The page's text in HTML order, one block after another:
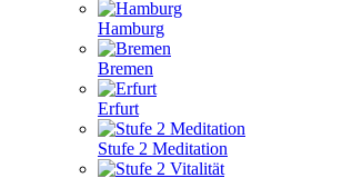
Hamburg
Bremen
Erfurt
Stufe 2 Meditation